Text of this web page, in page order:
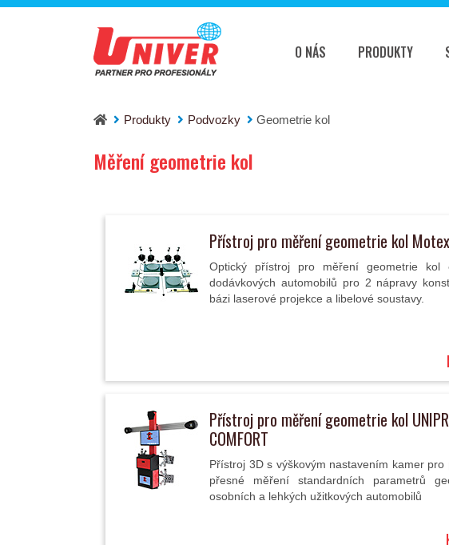
O NÁS PRODUKTY
Produkty Podvozky Geometrie kol
Měření geometrie kol
Přístroj pro měření geometrie kol
Optický přístroj pro měření geometrie kol
dodávkových automobilů pro 2 nápravy
bázi laserové projekce a libelové soustavy.
Přístroj pro měření geometrie kol
COMFORT
Přístroj 3D s výškovým nastavením kamer pro
přesné měření standardních parametrů
osobních a lehkých užitkových automobilů